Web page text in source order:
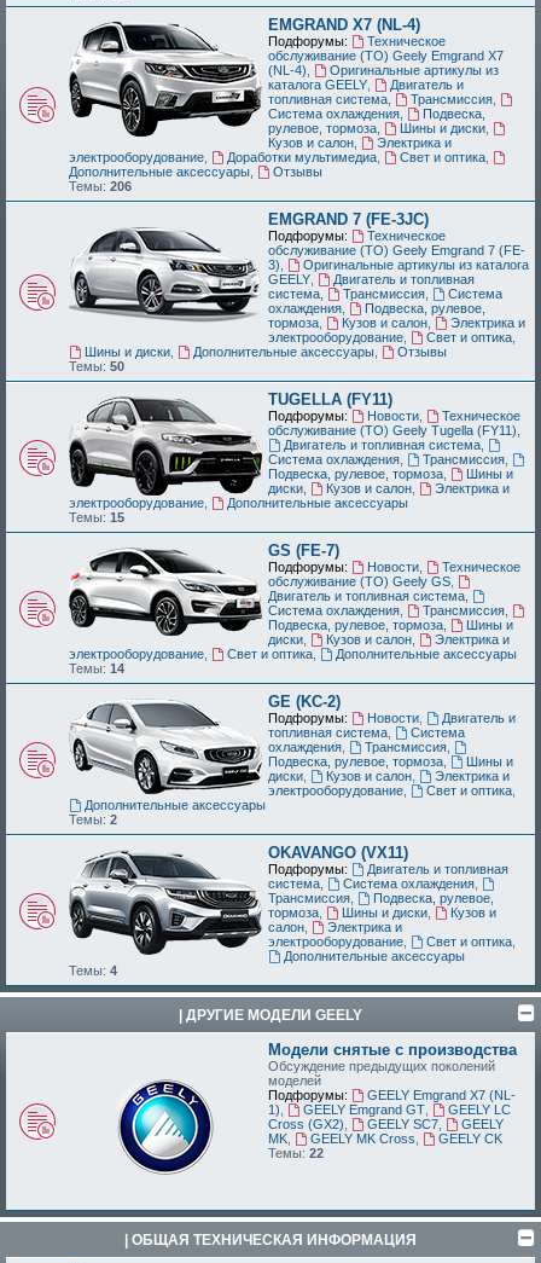
EMGRAND X7 (NL-4)
Подфорумы:
Техническое
обслуживание (ТО) Geely Emgrand X7
(NL-4)
Оригинальные артикулы из
каталога GEELY
Двигатель и
топливная система
Трансмиссия,
Система охлаждения
Подвеска,
рулевое, тормоза
Шины и диски,
Кузов и салон
Электрика и
электрооборудование
Доработки мультимедиа, Свет и оптика,
Дополнительные аксессуары
Отзывы
Темы: 206
EMGRAND 7 (FE-3JC)
Подфорумы:
Техническое
обслуживание (ТО) Geely Emgrand 7 (FE-
3)
Оригинальные артикулы из каталога
GEELY
Двигатель и топливная
система
Трансмиссия,
Система
охлаждения
Подвеска, рулевое,
тормоза
Кузов и салон,
Электрика и
электрооборудование
Свет и оптика,
Шины и диски, Дополнительные аксессуары,
Отзывы
Темы: 50
TUGELLA (FY11)
Подфорумы: Новости,
Техническое
обслуживание (ТО) Geely Tugella (FY11)
Двигатель и топливная система,
Система охлаждения
Трансмиссия,
Подвеска, рулевое, тормоза
Шины и
диски
Кузов и салон,
Электрика и
электрооборудование
Дополнительные аксессуары
Темы: 15
GS (FE-7)
Подфорумы: Новости,
Техническое
обслуживание (ТО) Geely GS
Двигатель и топливная система
Система охлаждения
Трансмиссия,
Подвеска, рулевое, тормоза
Шины и
диски
Кузов и салон,
Электрика и
электрооборудование
Свет и оптика,
Дополнительные аксессуары
Темы: 14
GE (KC-2)
Подфорумы: Новости,
Двигатель и
топливная система
Система
охлаждения
Трансмиссия,
Подвеска, рулевое, тормоза
Шины и
диски
Кузов и салон,
Электрика и
электрооборудование
Свет и оптика,
Дополнительные аксессуары
Темы: 2
OKAVANGO (VX11)
Подфорумы:
Двигатель и топливная
система
Система охлаждения,
Трансмиссия
Подвеска, рулевое,
тормоза
Шины и диски,
Кузов и
салон
Электрика и
электрооборудование
Свет и оптика,
Дополнительные аксессуары
Темы: 4
| ДРУГИЕ МОДЕЛИ GEELY
Модели снятые с производства
Обсуждение предыдущих поколений
моделей
Подфорумы:
GEELY Emgrand X7 (NL-
1)
GEELY Emgrand GT,
GEELY LC
Cross (GX2)
GEELY SC7,
GEELY
MK
GEELY MK Cross
GEELY CK
Темы: 22
| ОБЩАЯ ТЕХНИЧЕСКАЯ ИНФОРМАЦИЯ